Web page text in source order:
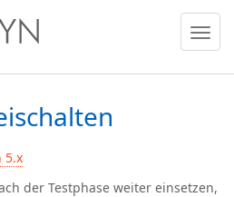
Menü
ein
oder
5.x
der Testphase weiter einsetzen,